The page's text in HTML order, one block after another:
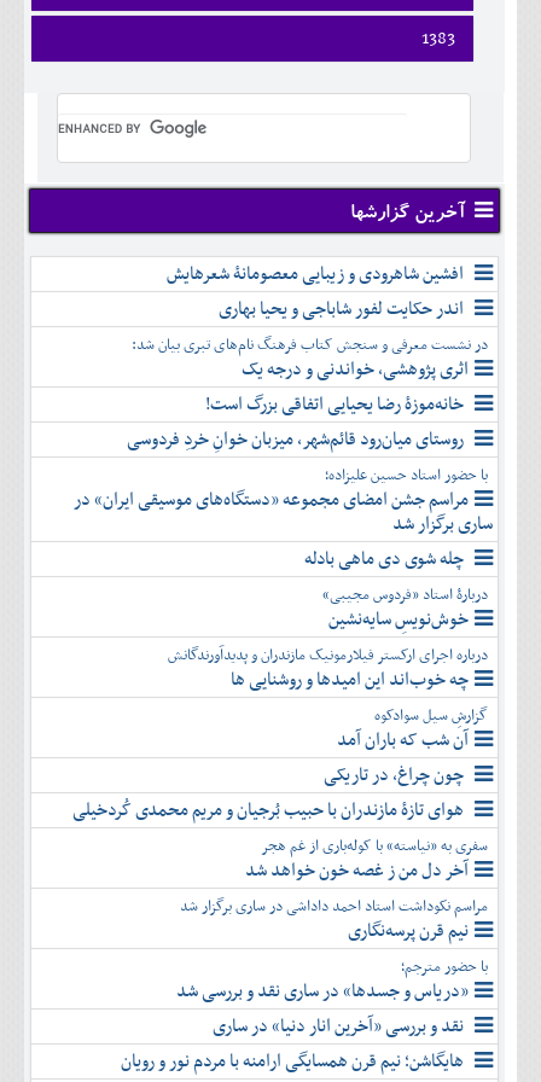
فروردين
ارديبهشت
خرداد
شهريور
مهر
آبان
آذر
دی
بهمن
اسفند
1383
فروردين
تير
مرداد
شهريور
مهر
آبان
آذر
دی
بهمن
اسفند
آخرین گزارشها
افشین شاهرودی و زیبایی معصومانۀ شعرهایش
اندر حکایت لفور شاباجی و یحیا بهاری
در نشست معرفی و سنجش کتاب فرهنگ نام‌های تبری بیان شد:
اثری پژوهشی، خواندنی و درجه یک
خانه‌موزۀ رضا یحیایی اتفاقی بزرگ است!
روستای میان‌رود قائم‌شهر، میزبان خوانِ خردِ فردوسی
با حضور استاد حسین علیزاده؛
مراسم جشن امضای مجموعه «دستگاه‌های موسیقی ایران» در
ساری برگزار شد
چله شوی دی ماهی بادله
دربارۀ استاد «فردوس مجیبی»
خوش‌نویسِ سایه‌نشین
درباره اجرای ارکستر فیلارمونیک مازندران و پدیدآورندگانش
چه خوب‌اند این امیدها و روشنایی ها
گزارشِ سیل سوادکوه
آن شب که باران آمد
چون چراغ، در تاریکی
هوای تازۀ مازندران با حبیب بُرجیان و مریم محمدی کُردخیلی
سفری به «نیاسته» با کوله‌باری از غم هجر
آخر دل من ز غصه خون خواهد شد
مراسم نکوداشت استاد احمد داداشی در ساری برگزار شد
نیم قرن پرسه‌نگاری
با حضور مترجم؛
«دریاس و جسدها» در ساری نقد و بررسی شد
نقد و بررسی «آخرین انار دنیا» در ساری
هایگاشن؛ نیم قرن همسایگی ارامنه با مردم نور و رویان